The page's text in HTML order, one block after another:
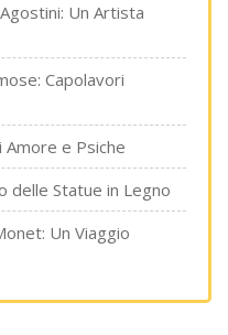
Un Artista
Capolavori
Amore e Psiche
delle Statue in Legno
Un Viaggio